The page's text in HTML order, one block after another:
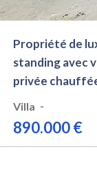
Propriété de
standing avec
privée
Villa -
890.000 €